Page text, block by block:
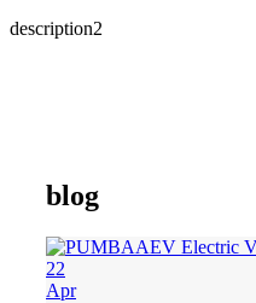
description2
blog
22
Apr